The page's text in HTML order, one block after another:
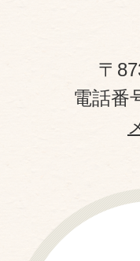
〒
電話番